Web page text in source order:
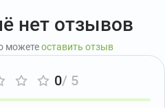
нет отзывов
можетеоставить отзыв
0/ 5